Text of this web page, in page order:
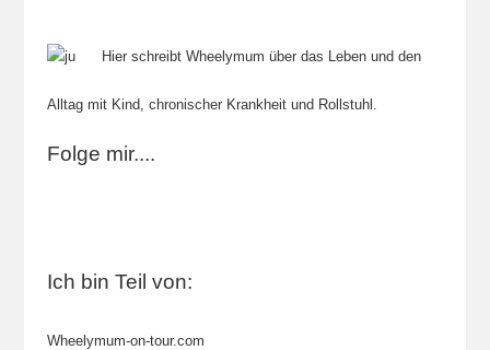
Hier schreibt Wheelymum über das Leben und den
Alltag mit Kind, chronischer Krankheit und Rollstuhl.
Folge mir....
Ich bin Teil von:
Wheelymum-on-tour.com